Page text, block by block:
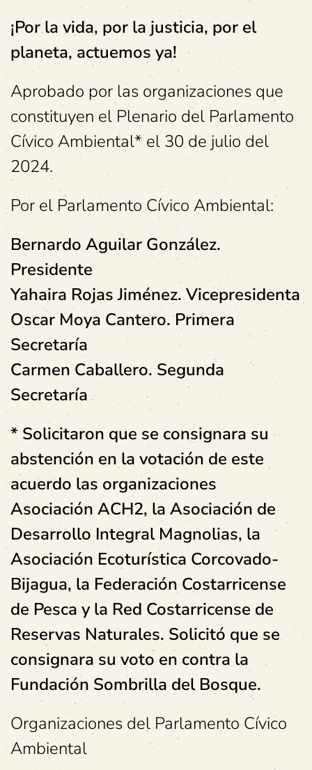
¡Por la vida, por la justicia, por el
planeta, actuemos ya!
Aprobado por las organizaciones que
constituyen el Plenario del Parlamento
Cívico Ambiental* el 30 de julio del
2024.
Por el Parlamento Cívico Ambiental:
Bernardo Aguilar González.
Presidente
Yahaira Rojas Jiménez. Vicepresidenta
Oscar Moya Cantero. Primera
Secretaría
Carmen Caballero. Segunda
Secretaría
* Solicitaron que se consignara su
abstención en la votación de este
acuerdo las organizaciones
Asociación ACH2, la Asociación de
Desarrollo Integral Magnolias, la
Asociación Ecoturística Corcovado-
Bijagua, la Federación Costarricense
de Pesca y la Red Costarricense de
Reservas Naturales. Solicitó que se
consignara su voto en contra la
Fundación Sombrilla del Bosque.
Organizaciones del Parlamento Cívico
Ambiental